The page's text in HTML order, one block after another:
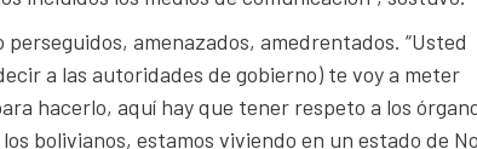
amenazados, amedrentados. “Usted
a las autoridades de gobierno) te voy a meter
hacerlo, aquí hay que tener respeto a los
bolivianos, estamos viviendo en un estado de No